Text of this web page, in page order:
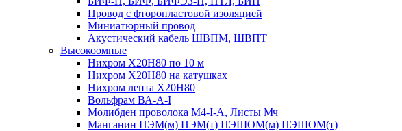
Провод с фторопластовой изоляцией
Миниатюрный провод
Акустический кабель ШВПМ, ШВПТ
Высокоомные
Нихром Х20Н80 по 10 м
Нихром Х20Н80 на катушках
Нихром лента Х20Н80
Вольфрам ВА-А-I
Молибден проволока М4-I-А, Листы Мч
Манганин ПЭМ(м) ПЭМ(т) ПЭШОМ(м) ПЭШОМ(т)